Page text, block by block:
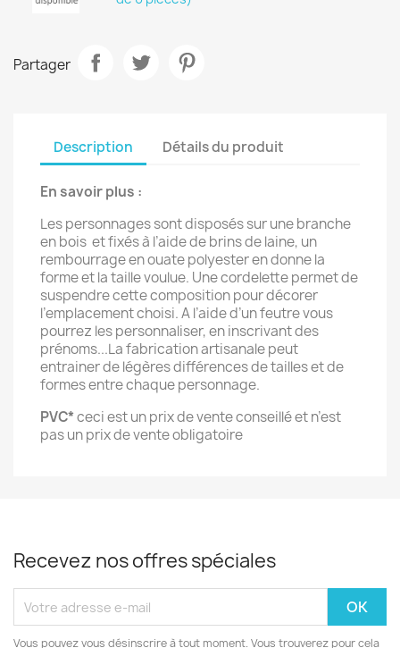
Partager
Description Détails du produit
En savoir plus :
Les personnages sont disposés sur une branche
en bois et fixés à l’aide de brins de laine, un
rembourrage en ouate polyester en donne la
forme et la taille voulue. Une cordelette permet de
suspendre cette composition pour décorer
l’emplacement choisi. A l’aide d’un feutre vous
pourrez les personnaliser, en inscrivant des
prénoms...La fabrication artisanale peut
entrainer de légères différences de tailles et de
formes entre chaque personnage.
PVC*ceci est un prix de vente conseillé et n’est
pas un prix de vente obligatoire
Recevez nos offres spéciales
Vous pouvez vous désinscrire à tout moment. Vous trouverez pour cela